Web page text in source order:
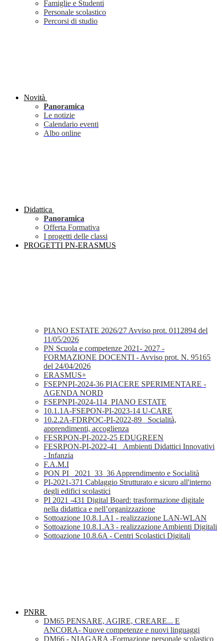
Famiglie e Studenti
Personale scolastico
Percorsi di studio
Novità
Panoramica
Le notizie
Calendario eventi
Albo online
Didattica
Panoramica
Offerta Formativa
I progetti delle classi
PROGETTI PN-ERASMUS
PIANO ESTATE 2026/27 Avviso prot. 0112894 del
11/05/2026
PN Scuola e competenze 2021- 2027 -
FORMAZIONE DOCENTI - Avviso prot. N. 95165
del 24/04/2026
ERASMUS+
FSEPNPI-2024-36 PIACERE SPERIMENTARE -
AGENDA NORD
FSEPNPI-2024-114_PIANO ESTATE
10.1.1A-FSEPON-PI-2023-14 U-CARE
10.2.2A-FDRPOC-PI-2022-89_ Socialità,
apprendimenti, accoglienza
FESRPON-PI-2022-25 EDUGREEN
FESRPON-PI-2022-41_ Ambienti Didattici Innovativi
- Infanzia
F.A.M.I
PON PI_ 2021_33_36 Apprendimento e Socialità
PI-2021-371 Cablaggio Strutturato e sicuro all'interno
degli edifici scolastici
PI 2021 -431 Digital Board: trasformazione digitale
nella didattica e nell’organizzazione
Sottoazione 10.8.1.A1 - realizzazione LAN-WLAN
Sottoazione 10.8.1.A3 - realizzazione Ambienti Digitali
Sottoazione 10.8.6A - Centri Scolastici Digitali
PNRR
DM65 PENSARE, AGIRE, CREARE... E
ANCORA- Nuove competenze e nuovi linguaggi
DM66 - NIAGARA -Formazione personale scolastico